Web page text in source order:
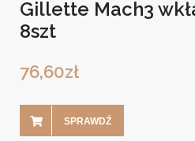
Gillette Mach3
8szt
76,60zł
SPRAWDŹ